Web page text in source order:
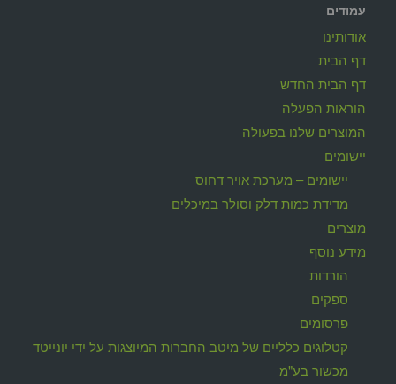
עמודים
אודותינו
דף הבית
דף הבית החדש
הוראות הפעלה
המוצרים שלנו בפעולה
יישומים
יישומים – מערכת אויר דחוס
מדידת כמות דלק וסולר במיכלים
מוצרים
מידע נוסף
הורדות
ספקים
פרסומים
קטלוגים כלליים של מיטב החברות המיוצגות על ידי יונייטד
מכשור בע"מ